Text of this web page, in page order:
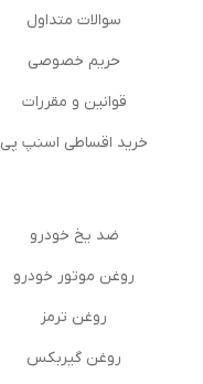
سوالات متداول
حریم خصوصی
قوانین و مقررات
خرید اقساطی اسنپ پی
ضد یخ خودرو
روغن موتور خودرو
روغن ترمز
روغن گیربكس